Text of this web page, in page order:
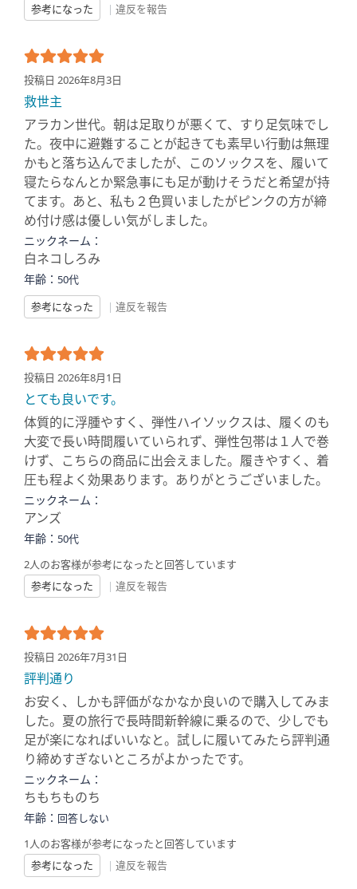
参考になった
| 違反を報告
投稿日 2026年8月3日
救世主
アラカン世代。朝は足取りが悪くて、すり足気味でし
た。夜中に避難することが起きても素早い行動は無理
かもと落ち込んでましたが、このソックスを、履いて
寝たらなんとか緊急事にも足が動けそうだと希望が持
てます。あと、私も２色買いましたがピンクの方が締
め付け感は優しい気がしました。
ニックネーム：
白ネコしろみ
年齢： 50代
参考になった
| 違反を報告
投稿日 2026年8月1日
とても良いです。
体質的に浮腫やすく、弾性ハイソックスは、履くのも
大変で長い時間履いていられず、弾性包帯は１人で巻
けず、こちらの商品に出会えました。履きやすく、着
圧も程よく効果あります。ありがとうございました。
ニックネーム：
アンズ
年齢： 50代
2人のお客様が参考になったと回答しています
参考になった
| 違反を報告
投稿日 2026年7月31日
評判通り
お安く、しかも評価がなかなか良いので購入してみま
した。夏の旅行で長時間新幹線に乗るので、少しでも
足が楽になればいいなと。試しに履いてみたら評判通
り締めすぎないところがよかったです。
ニックネーム：
ちもちものち
年齢： 回答しない
1人のお客様が参考になったと回答しています
参考になった
| 違反を報告